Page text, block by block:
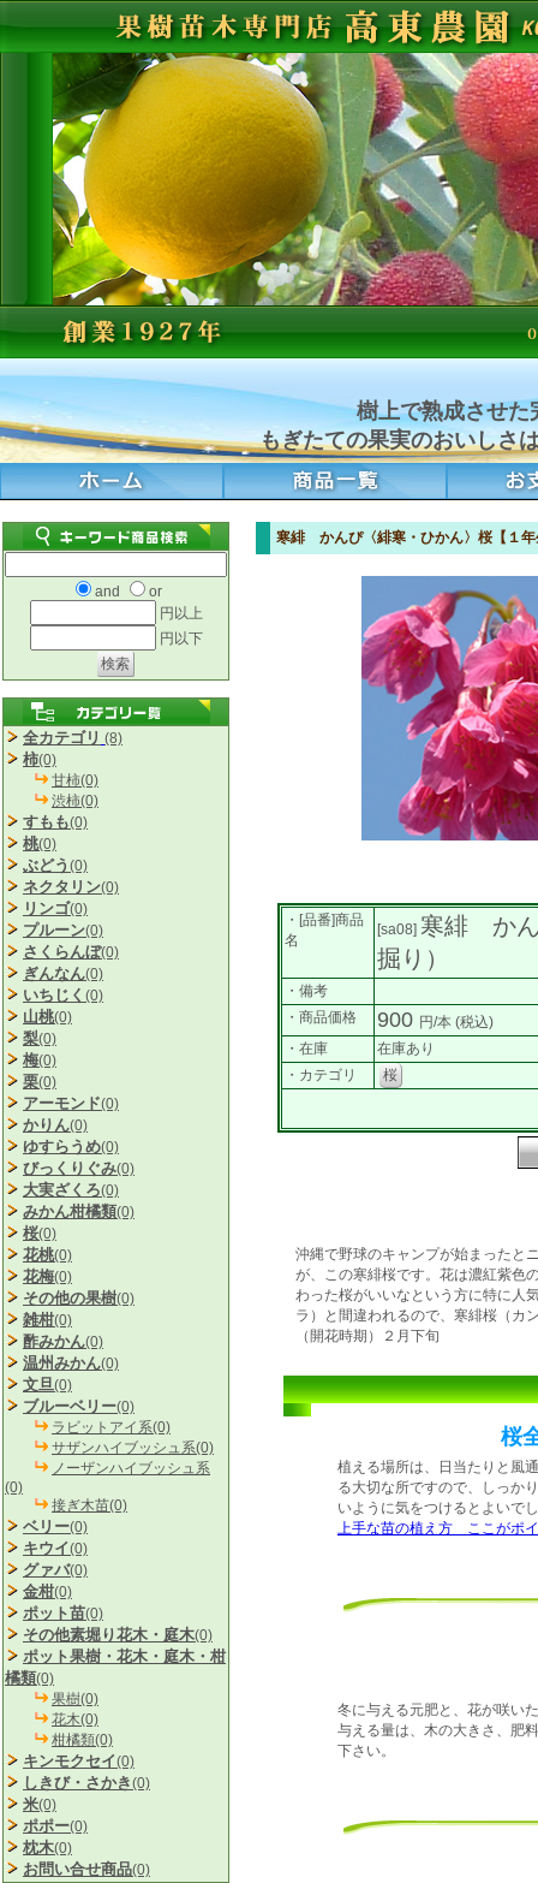
樹上で熟成させた
もぎたての果実のおいしさ
and
or
円以上
円以下
全カテゴリ (8)
柿(0)
甘柿(0)
渋柿(0)
すもも(0)
桃(0)
ぶどう (0)
ネクタリン(0)
リンゴ(0)
プルーン(0)
さくらんぼ(0)
ぎんなん(0)
いちじく (0)
山桃(0)
梨(0)
梅(0)
栗(0)
アーモンド(0)
かりん(0)
ゆすらうめ(0)
びっくりぐみ(0)
大実ざくろ(0)
みかん柑橘類(0)
桜(0)
花桃(0)
花梅(0)
その他の果樹(0)
雑柑(0)
酢みかん(0)
温州みかん(0)
文旦(0)
ブルーベリー(0)
ラビットアイ系(0)
サザンハイブッシュ系(0)
ノーザンハイブッシュ系
(0)
接ぎ木苗(0)
ベリー(0)
キウイ(0)
グァバ(0)
金柑(0)
ポット苗(0)
その他素堀り花木・庭木(0)
ポット果樹・花木・庭木・柑
橘類(0)
果樹(0)
花木(0)
柑橘類(0)
キンモクセイ(0)
しきび・さかき(0)
米(0)
ポポー(0)
枕木(0)
お問い合せ商品(0)
寒緋 かんぴ〈緋寒・ひかん〉桜【１年
・[品番]商品
名
[sa08] 寒緋 かん
掘り）
・備考
・商品価格
900 円/本 (税込)
・在庫
在庫あり
・カテゴリ
桜
沖縄で野球のキャンプが始まったと
が、この寒緋桜です。花は濃紅紫色
わった桜がいいなという方に特に人
ラ）と間違われるので、寒緋桜（
（開花時期）２月下旬
桜
植える場所は、日当たりと風
る大切な所ですので、しっか
いように気をつけるとよいで
上手な苗の植え方 ここがポ
冬に与える元肥と、花が咲い
与える量は、木の大きさ、肥
下さい。